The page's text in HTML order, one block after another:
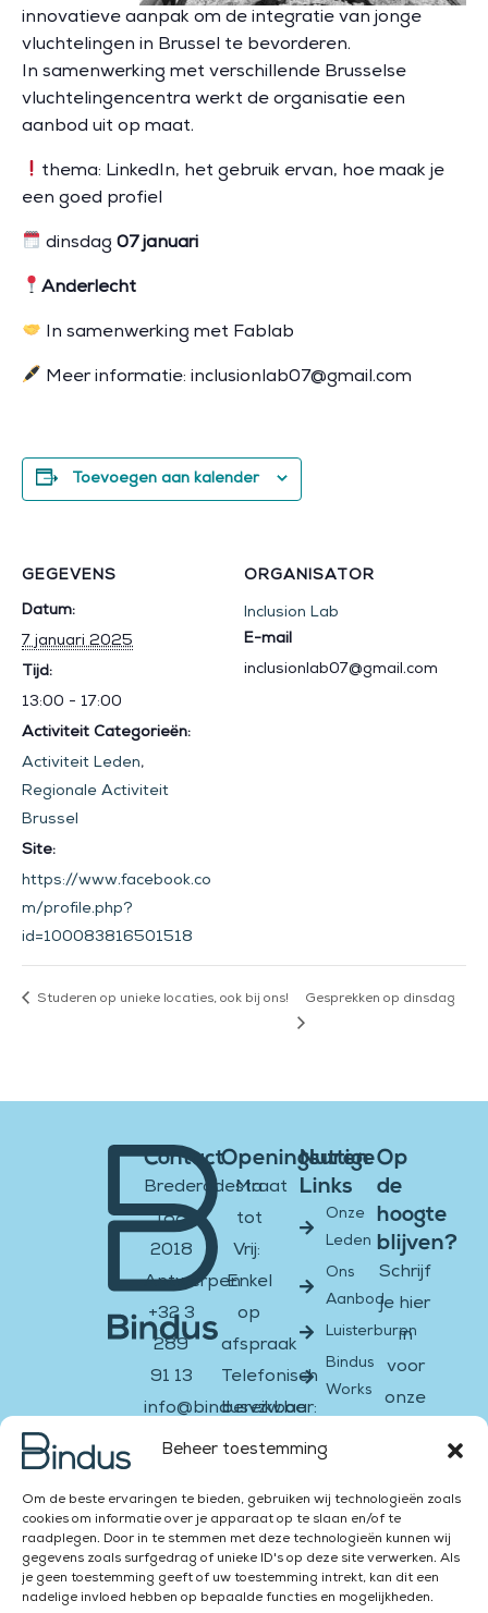
Beheer toestemming
Om de beste ervaringen te bieden, gebruiken wij technologieën zoals
cookies om informatie over je apparaat op te slaan en/of te
raadplegen. Door in te stemmen met deze technologieën kunnen wij
gegevens zoals surfgedrag of unieke ID's op deze site verwerken. Als
je geen toestemming geeft of uw toestemming intrekt, kan dit een
nadelige invloed hebben op bepaalde functies en mogelijkheden.
innovatieve aanpak om de integratie van jonge
vluchtelingen in Brussel te bevorderen.
In samenwerking met verschillende Brusselse
vluchtelingencentra werkt de organisatie een
aanbod uit op maat.
thema: LinkedIn, het gebruik ervan, hoe maak je
een goed profiel
dinsdag 07 januari
Anderlecht
In samenwerking met Fablab
Meer informatie: inclusionlab07@gmail.com
Toevoegen aan kalender
GEGEVENS
Datum:
7 januari 2025
Tijd:
13:00 - 17:00
Activiteit Categorieën:
Activiteit Leden,
Regionale Activiteit
Brussel
Site:
https://www.facebook.co
m/profile.php?
id=100083816501518
ORGANISATOR
Inclusion Lab
E-mail
inclusionlab07@gmail.com
Studeren op unieke locaties, ook bij ons! Gesprekken op dinsdag
Contact
Brederodestraat
188
2018
Antwerpen
+32 3
289
91 13
info@bindusvzw.be
BE0451.931.908
f
in
Openingsuren
Ma
tot
Vrij:
Enkel
op
afspraak
Telefonisch
bereikbaar:
Ma &
13:00
–
16:00
Za &
Nuttige
Links
Onze
Leden
Ons
Aanbod
Luisterburen
Bindus
Works
Op
de
hoogte
blijven?
Schrijf
je hier
in
voor
onze
Versturen